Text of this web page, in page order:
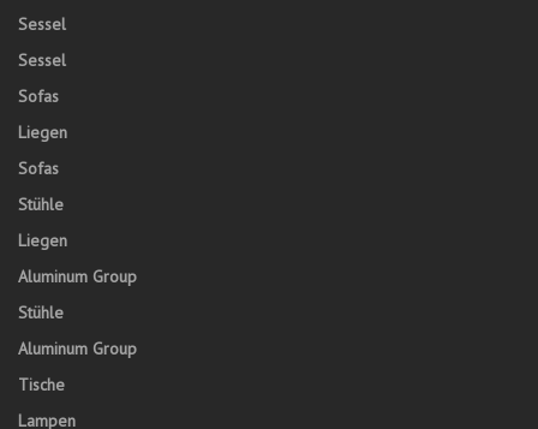
Sessel
Sessel
Sofas
Liegen
Sofas
Stühle
Liegen
Aluminum Group
Stühle
Aluminum Group
Tische
Lampen